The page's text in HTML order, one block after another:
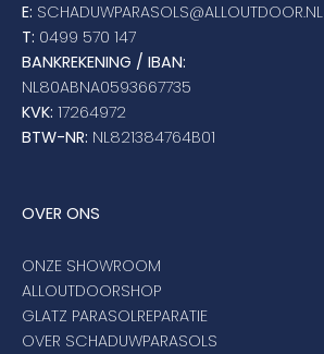
E: SCHADUWPARASOLS@ALLOUTDOOR.NL
T: 0499 570 147
BANKREKENING / IBAN:
NL80ABNA0593667735
KVK: 17264972
BTW-NR: NL821384764B01
OVER ONS
ONZE SHOWROOM
ALLOUTDOORSHOP
GLATZ PARASOLREPARATIE
OVER SCHADUWPARASOLS